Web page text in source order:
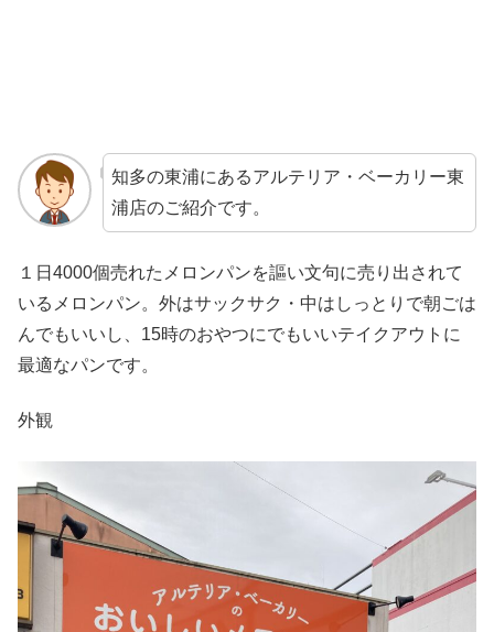
知多の東浦にあるアルテリア・ベーカリー東
浦店のご紹介です。
１日4000個売れたメロンパンを謳い文句に売り出されて
いるメロンパン。外はサックサク・中はしっとりで朝ごは
んでもいいし、15時のおやつにでもいいテイクアウトに
最適なパンです。
外観